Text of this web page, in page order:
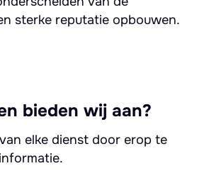
sterke reputatie opbouwen.
bieden wij aan?
elke dienst door erop te